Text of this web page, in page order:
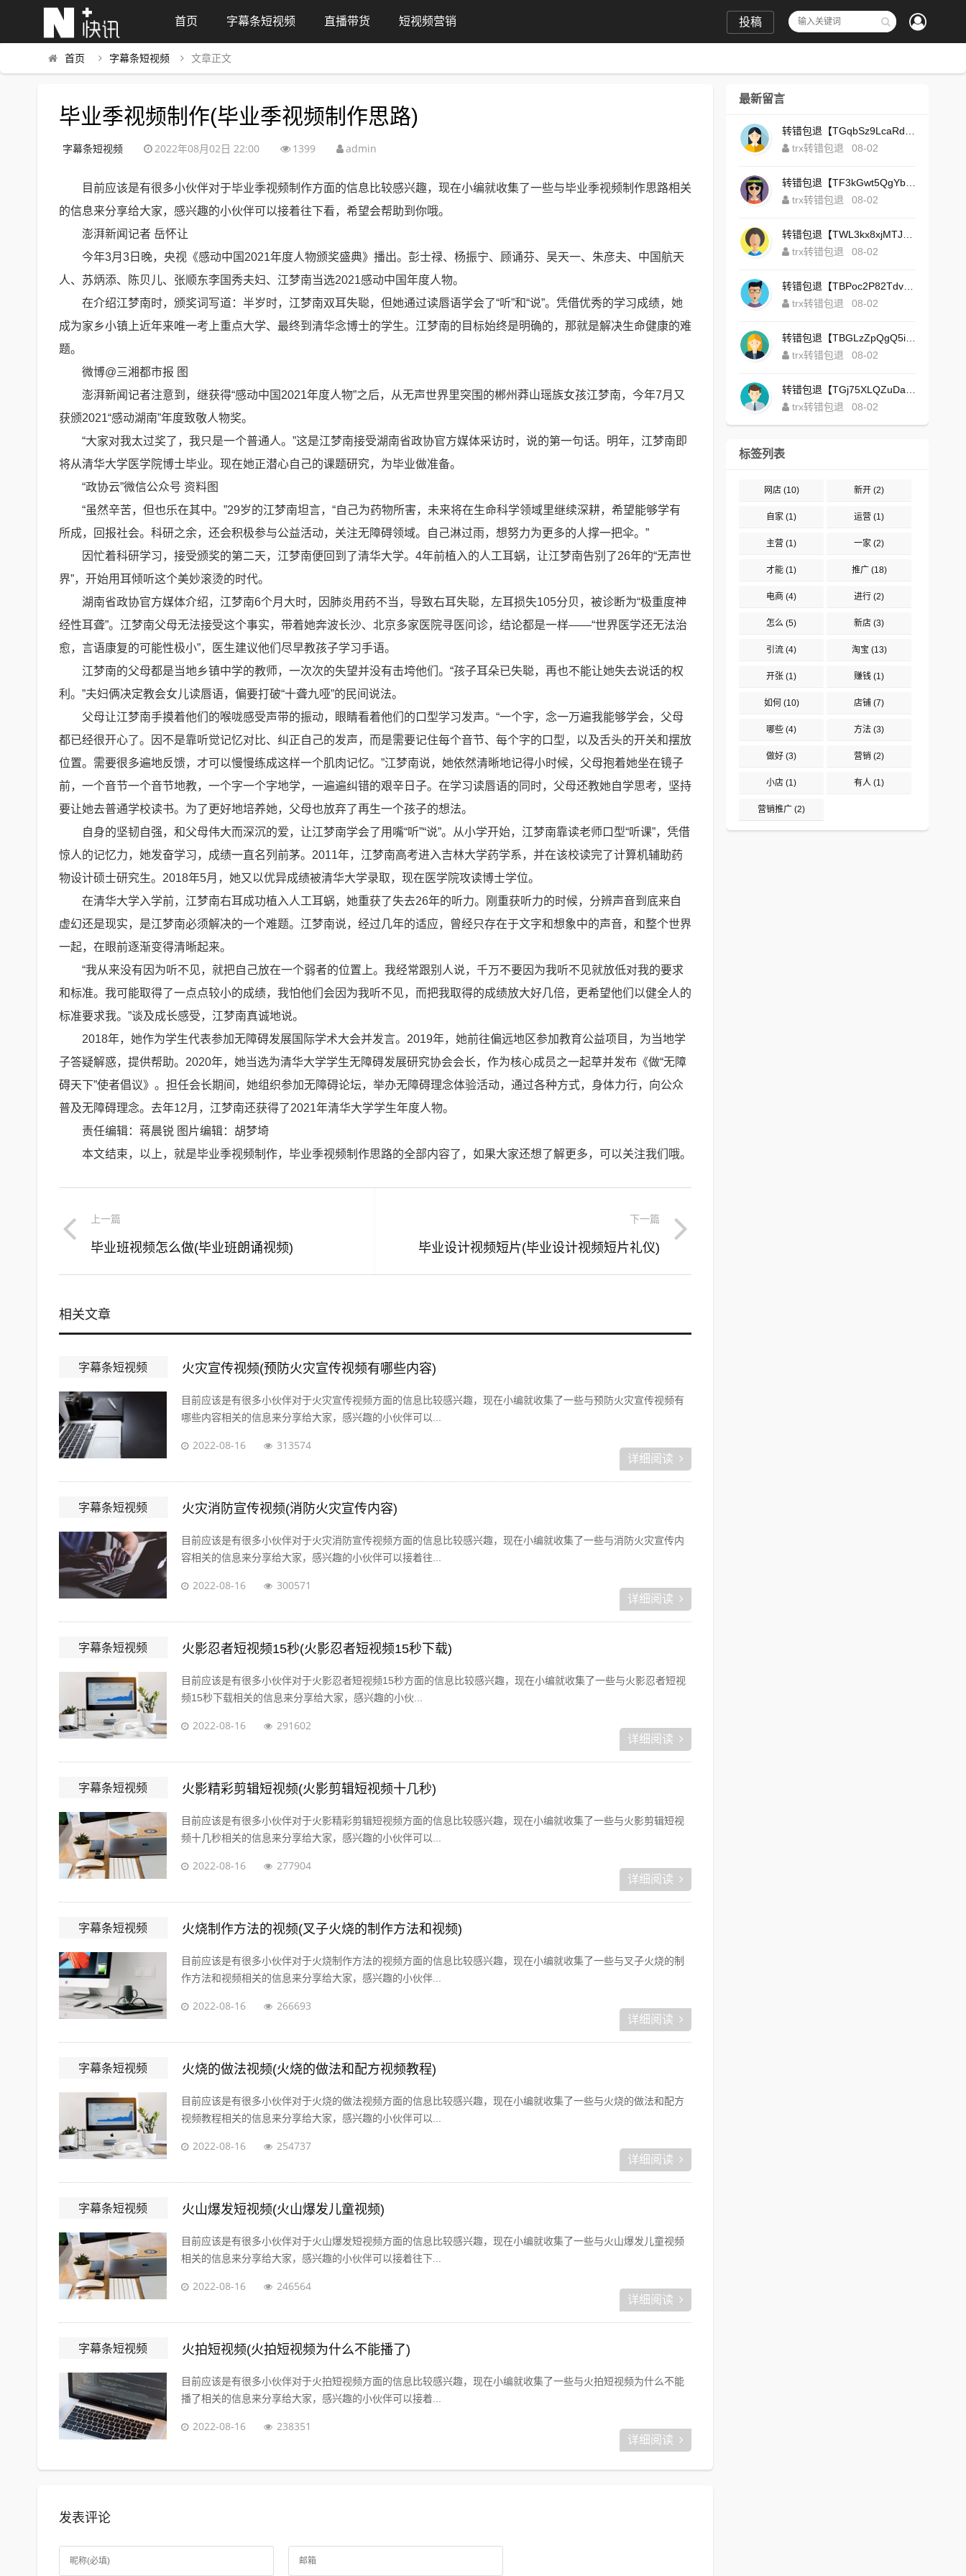
首页 字幕条短视频 直播带货 短视频营销 投稿
首页 字幕条短视频 文章正文
毕业季视频制作(毕业季视频制作思路)
字幕条短视频 2022年08月02日 22:00 1399 admin
目前应该是有很多小伙伴对于毕业季视频制作方面的信息比较感兴趣，现在小编就收集了一些与毕业季视频制作思路相关
的信息来分享给大家，感兴趣的小伙伴可以接着往下看，希望会帮助到你哦。
澎湃新闻记者 岳怀让
今年3月3日晚，央视《感动中国2021年度人物颁奖盛典》播出。彭士禄、杨振宁、顾诵芬、吴天一、朱彦夫、中国航天
人、苏炳添、陈贝儿、张顺东李国秀夫妇、江梦南当选2021感动中国年度人物。
在介绍江梦南时，颁奖词写道：半岁时，江梦南双耳失聪，但她通过读唇语学会了“听”和“说”。凭借优秀的学习成绩，她
成为家乡小镇上近年来唯一考上重点大学、最终到清华念博士的学生。江梦南的目标始终是明确的，那就是解决生命健康的难
题。
微博@三湘都市报 图
澎湃新闻记者注意到，继获得“感动中国2021年度人物”之后，从无声世界里突围的郴州莽山瑶族女孩江梦南，今年7月又
获颁2021“感动湖南”年度致敬人物奖。
“大家对我太过奖了，我只是一个普通人。”这是江梦南接受湖南省政协官方媒体采访时，说的第一句话。明年，江梦南即
将从清华大学医学院博士毕业。现在她正潜心自己的课题研究，为毕业做准备。
“政协云”微信公众号 资料图
“虽然辛苦，但也乐在其中。”29岁的江梦南坦言，“自己为药物所害，未来将在生命科学领域里继续深耕，希望能够学有
所成，回报社会。科研之余，还会积极参与公益活动，关注无障碍领域。自己淋过雨，想努力为更多的人撑一把伞。”
因忙着科研学习，接受颁奖的第二天，江梦南便回到了清华大学。4年前植入的人工耳蜗，让江梦南告别了26年的“无声世
界”，开始用耳倾听这个美妙滚烫的时代。
湖南省政协官方媒体介绍，江梦南6个月大时，因肺炎用药不当，导致右耳失聪，左耳损失105分贝，被诊断为“极重度神
经性耳聋”。江梦南父母无法接受这个事实，带着她奔波长沙、北京多家医院寻医问诊，结论都是一样——“世界医学还无法治
愈，言语康复的可能性极小”，医生建议他们尽早教孩子学习手语。
江梦南的父母都是当地乡镇中学的教师，一次次的失望并没有击垮他们。“孩子耳朵已失聪，再也不能让她失去说话的权
利。”夫妇俩决定教会女儿读唇语，偏要打破“十聋九哑”的民间说法。
父母让江梦南手摸着他们的喉咙感受声带的振动，眼睛看着他们的口型学习发声。“一个字，念一万遍我能够学会，父母
都已经很开心了。因不是靠听觉记忆对比、纠正自己的发声，而是需要记住每个音节、每个字的口型，以及舌头的开关和摆放
位置。需要很多遍地反馈，才可以慢慢练成这样一个肌肉记忆。”江梦南说，她依然清晰地记得小时候，父母抱着她坐在镜子
前，一个音节一个音节地教，一个字一个字地学，一遍遍纠错的艰辛日子。在学习读唇语的同时，父母还教她自学思考，坚持
要让她去普通学校读书。为了更好地培养她，父母也放弃了再生一个孩子的想法。
自身的坚韧自强，和父母伟大而深沉的爱，让江梦南学会了用嘴“听”“说”。从小学开始，江梦南靠读老师口型“听课”，凭借
惊人的记忆力，她发奋学习，成绩一直名列前茅。2011年，江梦南高考进入吉林大学药学系，并在该校读完了计算机辅助药
物设计硕士研究生。2018年5月，她又以优异成绩被清华大学录取，现在医学院攻读博士学位。
在清华大学入学前，江梦南右耳成功植入人工耳蜗，她重获了失去26年的听力。刚重获听力的时候，分辨声音到底来自
虚幻还是现实，是江梦南必须解决的一个难题。江梦南说，经过几年的适应，曾经只存在于文字和想象中的声音，和整个世界
一起，在眼前逐渐变得清晰起来。
“我从来没有因为听不见，就把自己放在一个弱者的位置上。我经常跟别人说，千万不要因为我听不见就放低对我的要求
和标准。我可能取得了一点点较小的成绩，我怕他们会因为我听不见，而把我取得的成绩放大好几倍，更希望他们以健全人的
标准要求我。”谈及成长感受，江梦南真诚地说。
2018年，她作为学生代表参加无障碍发展国际学术大会并发言。2019年，她前往偏远地区参加教育公益项目，为当地学
子答疑解惑，提供帮助。2020年，她当选为清华大学学生无障碍发展研究协会会长，作为核心成员之一起草并发布《做“无障
碍天下”使者倡议》。担任会长期间，她组织参加无障碍论坛，举办无障碍理念体验活动，通过各种方式，身体力行，向公众
普及无障碍理念。去年12月，江梦南还获得了2021年清华大学学生年度人物。
责任编辑：蒋晨锐 图片编辑：胡梦埼
本文结束，以上，就是毕业季视频制作，毕业季视频制作思路的全部内容了，如果大家还想了解更多，可以关注我们哦。
上一篇
毕业班视频怎么做(毕业班朗诵视频)
下一篇
毕业设计视频短片(毕业设计视频短片礼仪)
相关文章
字幕条短视频 火灾宣传视频(预防火灾宣传视频有哪些内容)
目前应该是有很多小伙伴对于火灾宣传视频方面的信息比较感兴趣，现在小编就收集了一些与预防火灾宣传视频有
哪些内容相关的信息来分享给大家，感兴趣的小伙伴可以...
2022-08-16 313574
详细阅读
字幕条短视频 火灾消防宣传视频(消防火灾宣传内容)
目前应该是有很多小伙伴对于火灾消防宣传视频方面的信息比较感兴趣，现在小编就收集了一些与消防火灾宣传内
容相关的信息来分享给大家，感兴趣的小伙伴可以接着往...
2022-08-16 300571
详细阅读
字幕条短视频 火影忍者短视频15秒(火影忍者短视频15秒下载)
目前应该是有很多小伙伴对于火影忍者短视频15秒方面的信息比较感兴趣，现在小编就收集了一些与火影忍者短视
频15秒下载相关的信息来分享给大家，感兴趣的小伙...
2022-08-16 291602
详细阅读
字幕条短视频 火影精彩剪辑短视频(火影剪辑短视频十几秒)
目前应该是有很多小伙伴对于火影精彩剪辑短视频方面的信息比较感兴趣，现在小编就收集了一些与火影剪辑短视
频十几秒相关的信息来分享给大家，感兴趣的小伙伴可以...
2022-08-16 277904
详细阅读
字幕条短视频 火烧制作方法的视频(叉子火烧的制作方法和视频)
目前应该是有很多小伙伴对于火烧制作方法的视频方面的信息比较感兴趣，现在小编就收集了一些与叉子火烧的制
作方法和视频相关的信息来分享给大家，感兴趣的小伙伴...
2022-08-16 266693
详细阅读
字幕条短视频 火烧的做法视频(火烧的做法和配方视频教程)
目前应该是有很多小伙伴对于火烧的做法视频方面的信息比较感兴趣，现在小编就收集了一些与火烧的做法和配方
视频教程相关的信息来分享给大家，感兴趣的小伙伴可以...
2022-08-16 254737
详细阅读
字幕条短视频 火山爆发短视频(火山爆发儿童视频)
目前应该是有很多小伙伴对于火山爆发短视频方面的信息比较感兴趣，现在小编就收集了一些与火山爆发儿童视频
相关的信息来分享给大家，感兴趣的小伙伴可以接着往下...
2022-08-16 246564
详细阅读
字幕条短视频 火拍短视频(火拍短视频为什么不能播了)
目前应该是有很多小伙伴对于火拍短视频方面的信息比较感兴趣，现在小编就收集了一些与火拍短视频为什么不能
播了相关的信息来分享给大家，感兴趣的小伙伴可以接着...
2022-08-16 238351
详细阅读
发表评论
最新留言
trx转错包退
08-02
trx转错包退
08-02
trx转错包退
08-02
trx转错包退
08-02
trx转错包退
08-02
trx转错包退
08-02
标签列表
网店(10) 新开 (2)
自家 (1) 运营 (1)
主营 (1) 一家 (2)
才能 (1) 推广(18)
电商 (4) 进行 (2)
怎么 (5) 新店 (3)
引流 (4) 淘宝 (13)
开张 (1) 赚钱 (1)
如何 (10) 店铺 (7)
哪些 (4) 方法 (3)
做好 (3) 营销 (2)
小店 (1) 有人 (1)
营销推广 (2)